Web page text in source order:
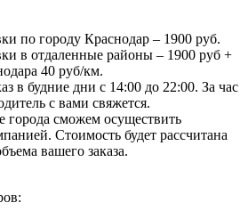
по городу Краснодар – 1900 руб.
в отдаленные районы – 1900 руб +
40 руб/км.
в будние дни с 14:00 до 22:00. За час
с вами свяжется.
города сможем осуществить
Стоимость будет рассчитана
вашего заказа.